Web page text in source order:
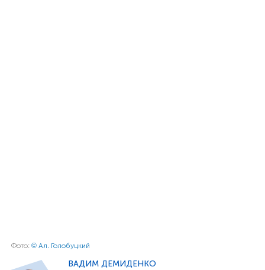
Фото: © Ал. Голобуцкий
ВАДИМ ДЕМИДЕНКО